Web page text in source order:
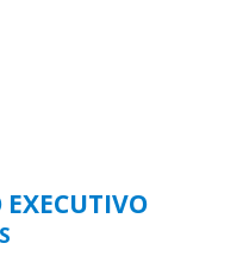
EXECUTIVO